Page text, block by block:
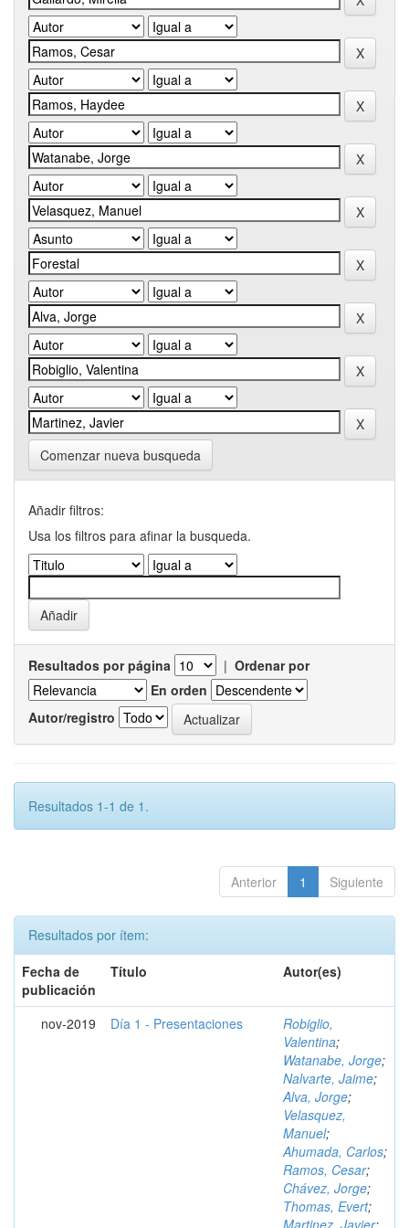
Comenzar nueva busqueda
Añadir filtros:
Usa los filtros para afinar la busqueda.
Resultados por página | Ordenar por
En orden
Autor/registro
Resultados 1-1 de 1.
Anterior 1 Siguiente
Resultados por ítem:
Fecha de
publicación
Título Autor(es)
nov-2019 Día 1 - Presentaciones
Robiglio,
Valentina;
Watanabe, Jorge;
Nalvarte, Jaime;
Alva, Jorge;
Velasquez,
Manuel;
Ahumada, Carlos;
Ramos, Cesar;
Chávez, Jorge;
Thomas, Evert;
Martinez, Javier;